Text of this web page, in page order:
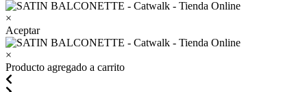
×
Aceptar
×
Producto agregado a carrito